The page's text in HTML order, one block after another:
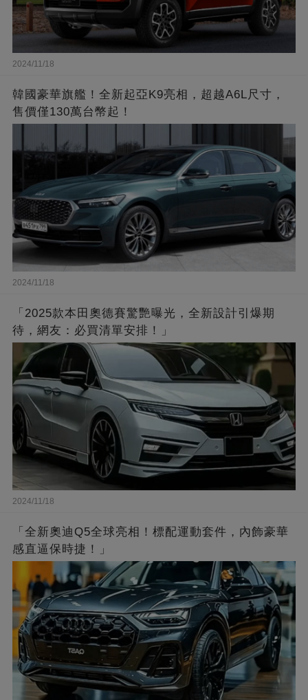
2024/11/18
韓國豪華旗艦！全新起亞K9亮相，超越A6L尺寸，
售價僅130萬台幣起！
2024/11/18
「2025款本田奧德賽驚艷曝光，全新設計引爆期
待，網友：必買清單安排！」
2024/11/18
「全新奧迪Q5全球亮相！標配運動套件，內飾豪華
感直逼保時捷！」